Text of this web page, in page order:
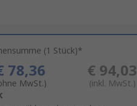
(1 Stück)*
78,36
MwSt.)
€ 94,03
(inkl. MwSt.)